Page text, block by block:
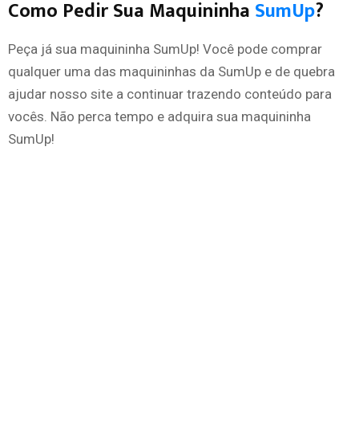
Como Pedir Sua Maquininha SumUp?
Peça já sua maquininha SumUp! Você pode comprar
qualquer uma das maquininhas da SumUp e de quebra
ajudar nosso site a continuar trazendo conteúdo para
vocês. Não perca tempo e adquira sua maquininha
SumUp!